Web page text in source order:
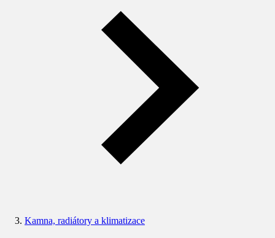
Kamna, radiátory a klimatizace